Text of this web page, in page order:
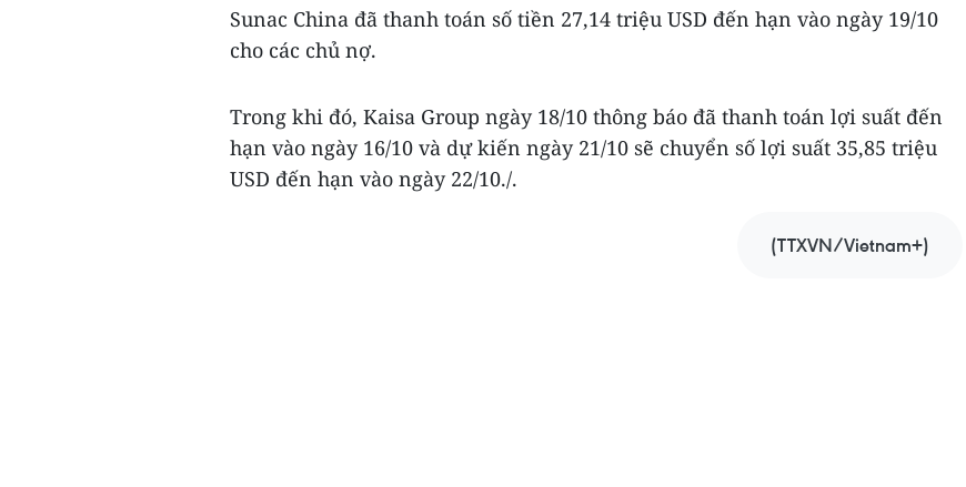
Sunac China đã thanh toán số tiền 27,14 triệu USD đến hạn vào ngày 19/10
cho các chủ nợ.
Trong khi đó, Kaisa Group ngày 18/10 thông báo đã thanh toán lợi suất đến
hạn vào ngày 16/10 và dự kiến ngày 21/10 sẽ chuyển số lợi suất 35,85 triệu
USD đến hạn vào ngày 22/10./.
(TTXVN/Vietnam+)